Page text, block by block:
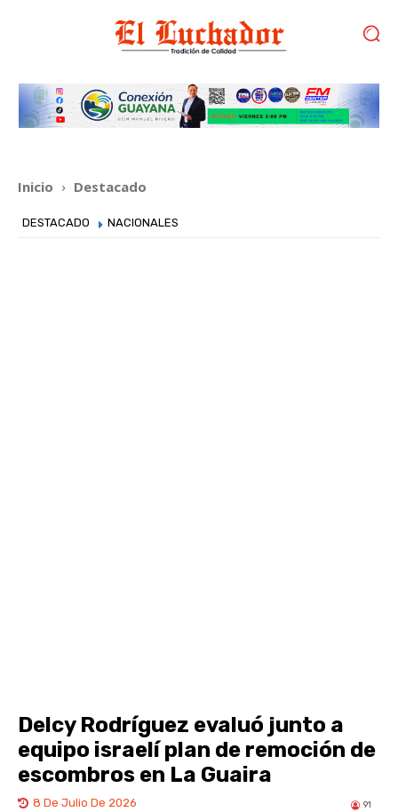
Inicio Destacado
DESTACADO NACIONALES
Delcy Rodríguez evaluó junto a
equipo israelí plan de remoción de
escombros en La Guaira
8 De Julio De 2026 91